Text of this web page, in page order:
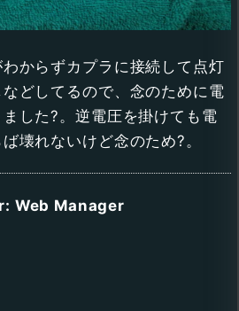
からずカプラに接続して点灯
どしてるので、念のために電
した?。逆電圧を掛けても電
壊れないけど念のため?。
Web Manager